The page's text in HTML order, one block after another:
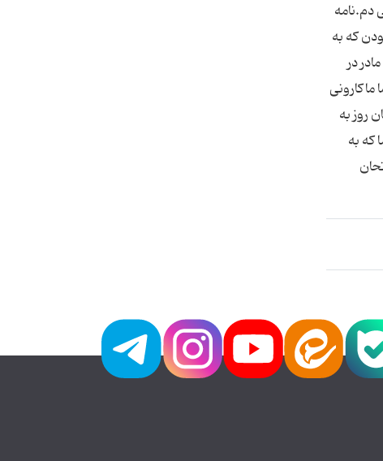
دم.نامه
که به
در
روز به
که به